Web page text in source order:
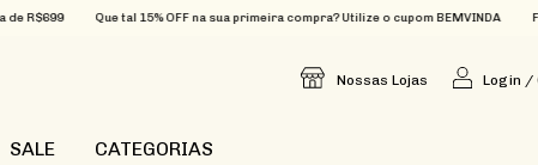
Que tal 15% OFF na sua primeira compra? Utilize o cupom BEMVINDA FRETE
Nossas Lojas Login /
SALE CATEGORIAS